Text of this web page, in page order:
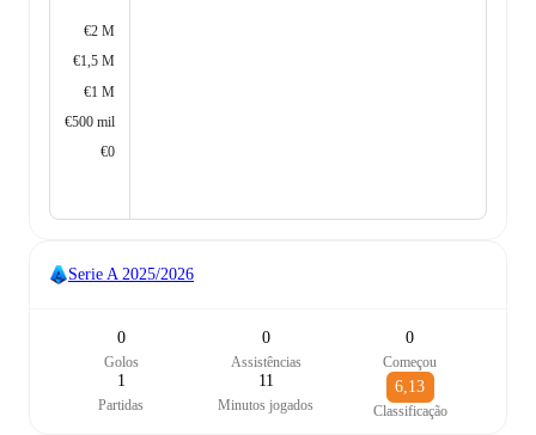
€2 M
€1,5 M
€1 M
€500 mil
€0
Serie A 2025/2026
0
Golos
0
Assistências
0
Começou
1
Partidas
11
Minutos jogados
6,13
Classificação